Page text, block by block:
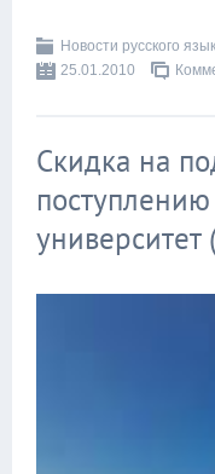
Новости русского
25.01.2010
Скидка на